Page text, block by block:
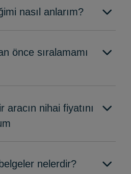
nasıl anlarım?
önce sıralamamı
aracın nihai fiyatını
nelerdir?